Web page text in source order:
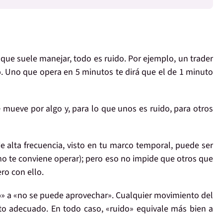
suele manejar,todo es ruido. Por ejemplo, un trader
que opera en 5 minutos te dirá que el de 1 minuto
mueve por algo y, para lo que unos es ruido, paraotros
frecuencia, visto en tu marco temporal, puede ser
te convieneoperar); pero eso no impide queotros que
con ello.
«no se puede aprovechar». Cualquier movimiento del
adecuado. En todo caso, «ruido» equivale más bien a